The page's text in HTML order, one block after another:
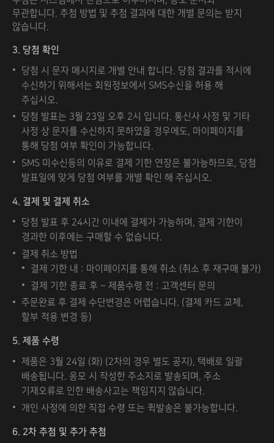
무관합니다. 추첨 방법 및 추첨 결과에 대한 개별 문의는 받지
않습니다.
3. 당첨 확인
당첨 시 문자 메시지로 개별 안내 합니다. 당첨 결과를 적시에
수신하기 위해서는 회원정보에서 SMS수신을 허용 해
주십시오.
당첨 발표는 3월 23일 오후 2시 입니다. 통신사 사정 및 기타
사정 상 문자를 수신하지 못하였을 경우에도, 마이페이지를
통해 당첨 여부 확인이 가능합니다.
SMS 미수신등의 이유로 결제 기한 연장은 불가능하므로, 당첨
발표일에 맞게 당첨 여부를 개별 확인 해 주십시오.
4. 결제 및 결제 취소
당첨 발표 후 24시간 이내에 결제가 가능하며, 결제 기한이
경과한 이후에는 구매할 수 없습니다.
결제 취소 방법
결제 기한 내 : 마이페이지를 통해 취소 (취소 후 재구매 불가)
결제 기한 종료 후 ~ 제품수령 전 : 고객센터 문의
주문완료 후 결제 수단변경은 어렵습니다. (결제 카드 교체,
할부 적용 변경 등)
5. 제품 수령
제품은 3월 24일 (화) (2차의 경우 별도 공지), 택배로 일괄
배송됩니다. 응모 시 작성한 주소지로 발송되며, 주소
기재오류로 인한 배송사고는 책임지지 않습니다.
개인 사정에 의한 직접 수령 또는 퀵발송은 불가능합니다.
6. 2차 추첨 및 추가 추첨